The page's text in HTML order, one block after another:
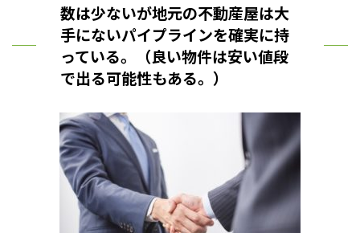
数は少ないが地元の不動産屋は大
手にないパイプラインを確実に持
っている。（良い物件は安い値段
で出る可能性もある。）